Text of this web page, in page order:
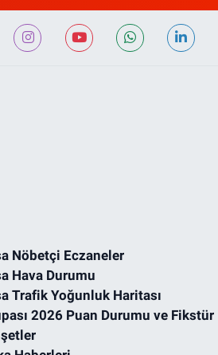
Nöbetçi Eczaneler
Hava Durumu
Trafik Yoğunluk Haritası
2026 Puan Durumu ve Fikstür